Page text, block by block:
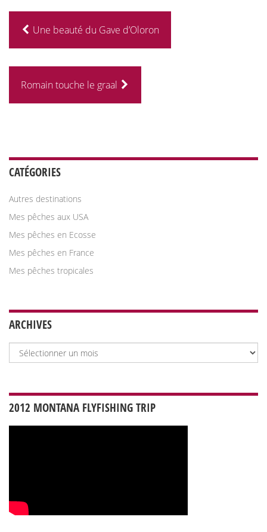
Une beauté du Gave d’Oloron
Romain touche le graal
CATÉGORIES
Autres destinations
Mes pêches aux USA
Mes pêches en Ecosse
Mes pêches en France
Mes pêches tropicales
ARCHIVES
Archives
2012 MONTANA FLYFISHING TRIP